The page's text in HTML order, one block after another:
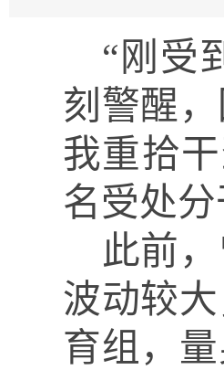
“刚受
刻警醒
我重拾
名受处
此前
波动较
育组，量